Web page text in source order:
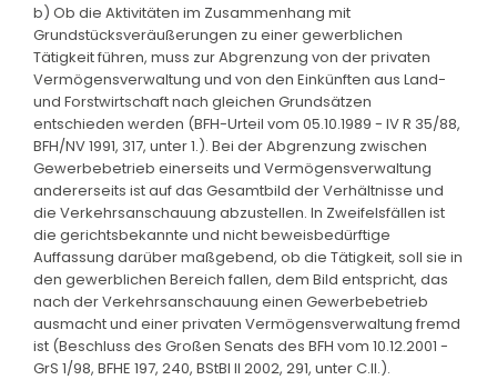
b) Ob die Aktivitäten im Zusammenhang mit
Grundstücksveräußerungen zu einer gewerblichen
Tätigkeit führen, muss zur Abgrenzung von der privaten
Vermögensverwaltung und von den Einkünften aus Land-
und Forstwirtschaft nach gleichen Grundsätzen
entschieden werden (BFH-Urteil vom 05.10.1989 - IV R 35/88,
BFH/NV 1991, 317, unter 1.). Bei der Abgrenzung zwischen
Gewerbebetrieb einerseits und Vermögensverwaltung
andererseits ist auf das Gesamtbild der Verhältnisse und
die Verkehrsanschauung abzustellen. In Zweifelsfällen ist
die gerichtsbekannte und nicht beweisbedürftige
Auffassung darüber maßgebend, ob die Tätigkeit, soll sie in
den gewerblichen Bereich fallen, dem Bild entspricht, das
nach der Verkehrsanschauung einen Gewerbebetrieb
ausmacht und einer privaten Vermögensverwaltung fremd
ist (Beschluss des Großen Senats des BFH vom 10.12.2001 -
GrS 1/98, BFHE 197, 240, BStBl II 2002, 291, unter C.II.).